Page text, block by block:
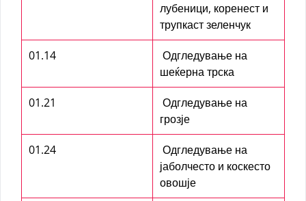
лубеници, коренест и
трупкаст зеленчук
01.14
Одгледување на
шеќерна трска
01.21
Одгледување на
грозје
01.24
Одгледување на
јаболчесто и коскесто
овошје